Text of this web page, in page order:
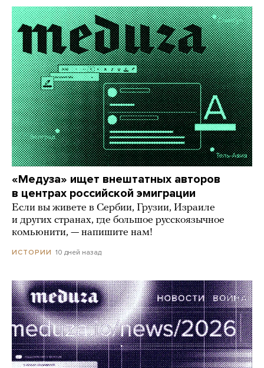
«Медуза» ищет внештатных авторов
в центрах российской эмиграции
Если вы живете в Сербии, Грузии, Израиле
и других странах, где большое русскоязычное
комьюнити, — напишите нам!
ИСТОРИИ 10 дней назад